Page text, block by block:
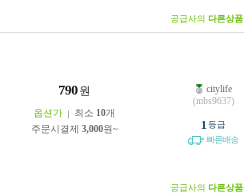
공급사의 다른상품
790 원
옵션가 최소 10개
주문시결제 3,000원~
citylife
(mbs9637)
1 등급
빠른배송
공급사의 다른상품